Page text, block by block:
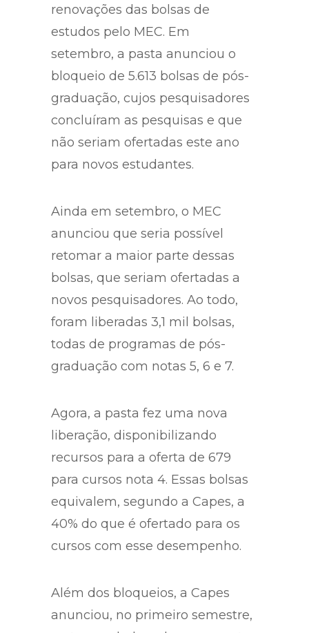
renovações das bolsas de
estudos pelo MEC. Em
setembro, a pasta anunciou o
bloqueio de 5.613 bolsas de pós-
graduação, cujos pesquisadores
concluíram as pesquisas e que
não seriam ofertadas este ano
para novos estudantes.
Ainda em setembro, o MEC
anunciou que seria possível
retomar a maior parte dessas
bolsas, que seriam ofertadas a
novos pesquisadores. Ao todo,
foram liberadas 3,1 mil bolsas,
todas de programas de pós-
graduação com notas 5, 6 e 7.
Agora, a pasta fez uma nova
liberação, disponibilizando
recursos para a oferta de 679
para cursos nota 4. Essas bolsas
equivalem, segundo a Capes, a
40% do que é ofertado para os
cursos com esse desempenho.
Além dos bloqueios, a Capes
anunciou, no primeiro semestre,